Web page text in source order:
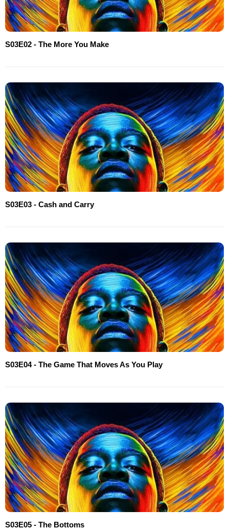
S03E02 - The More You Make
S03E03 - Cash and Carry
S03E04 - The Game That Moves As You Play
S03E05 - The Bottoms